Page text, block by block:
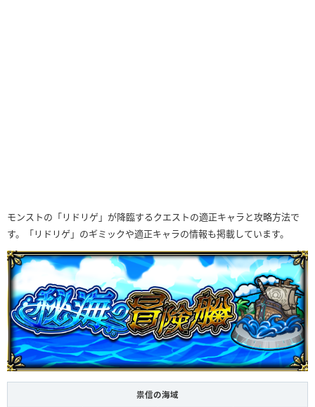
モンストの「リドリゲ」が降臨するクエストの適正キャラと攻略方法で
す。「リドリゲ」のギミックや適正キャラの情報も掲載しています。
祟信の海域